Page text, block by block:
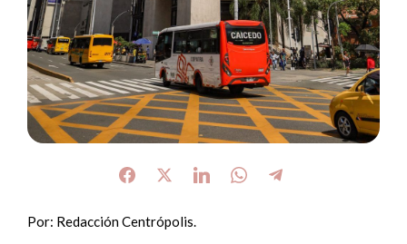
Por: Redacción Centrópolis.